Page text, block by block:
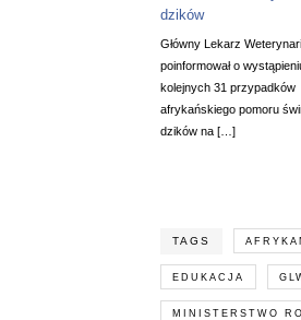
dzików
Główny Lekarz
poinformował o
kolejnych 31 przypadków
afrykańskiego pomoru
dzików na […]
TAGS
EDUKACJA
MINISTERSTWO